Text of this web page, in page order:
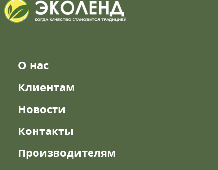
О нас
Клиентам
Новости
Контакты
Производителям